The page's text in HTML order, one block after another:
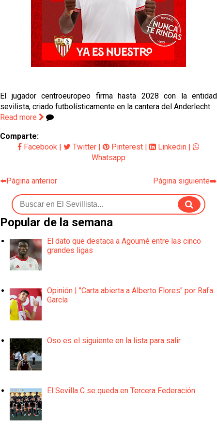
El Sevilla continúa con despidos y rechaza una
oferta de 420 millones por el club
El Sevilla mueve ficha por Robbie Ure: la opción 'A'
para el ataque nervionense
Los contratiempos para García Plaza por la mala
El Sevilla C se queda en Tercera Federación
El jugador centroeuropeo firma hasta 2028 con la entidad
sevilista, criado futbolísticamente en la cantera del Anderlecht.
Read more
Comparte:
Facebook
Twitter Pinterest Linkedin
Whatsapp
⬅️Página anterior Página siguiente➡️
Popular de la semana
El dato que destaca a Agoumé entre las cinco
grandes ligas
Opinión | "Carta abierta a Alberto Flores" por Rafa
García
Oso es el siguiente en la lista para salir
El Sevilla C se queda en Tercera Federación